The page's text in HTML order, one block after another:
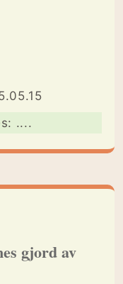
....
gjord av